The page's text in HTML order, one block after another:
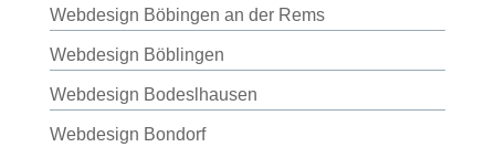
Webdesign Böbingen an der Rems
Webdesign Böblingen
Webdesign Bodeslhausen
Webdesign Bondorf